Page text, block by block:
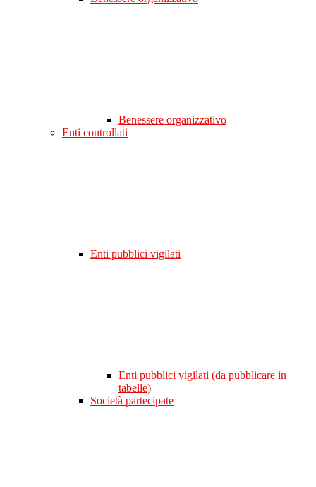
Benessere organizzativo
Enti controllati
Enti pubblici vigilati
Enti pubblici vigilati (da pubblicare in
tabelle)
Società partecipate